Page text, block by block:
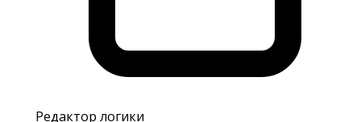
Редактор логики